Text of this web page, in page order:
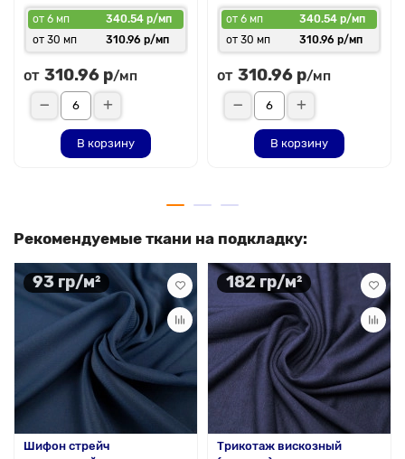
от 6 мп
340.54 р/мп
от 30 мп
310.96 р/мп
от 310.96 р/мп
В корзину
от 6 мп
340.54 р/мп
от 30 мп
310.96 р/мп
от 310.96 р/мп
В корзину
Рекомендуемые ткани на подкладку:
93 гр/м²
Шифон стрейч
182 гр/м²
Трикотаж вискозный